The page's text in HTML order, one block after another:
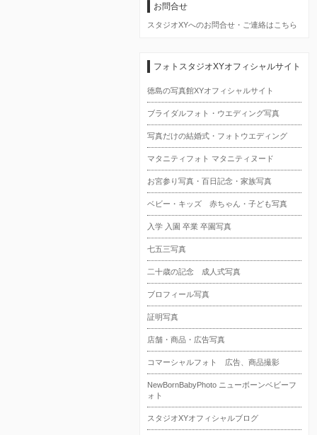
お問合せ
スタジオXYへのお問合せ・ご連絡はこちら
フォトスタジオXYオフィシャルサイト
徳島の写真館XYオフィシャルサイト
ブライダルフォト・ウエディング写真
写真だけの結婚式・フォトウエディング
マタニティフォト マタニティヌード
お宮参り写真・百日記念・家族写真
ベビー・キッズ 赤ちゃん・子ども写真
入学 入園 卒業 卒園写真
七五三写真
二十歳の記念 成人式写真
ブロフィール写真
証明写真
店舗・商品・広告写真
コマーシャルフォト 広告、商品撮影
NewBornBabyPhoto ニューボーンベビーフ
ォト
スタジオXYオフィシャルブログ